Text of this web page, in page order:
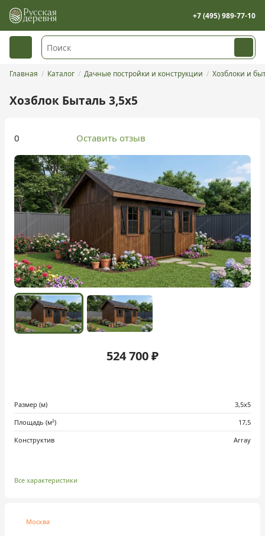
+7 (495) 989-77-10
Главная Каталог Дачные постройки и конструкции Хозблоки и
Хозблок Быталь 3,5х5
0 Оставить отзыв
524 700 ₽
Размер (м)
3,5х5
Площадь (м²)
17,5
Конструктив
Array
Все характеристики
Москва